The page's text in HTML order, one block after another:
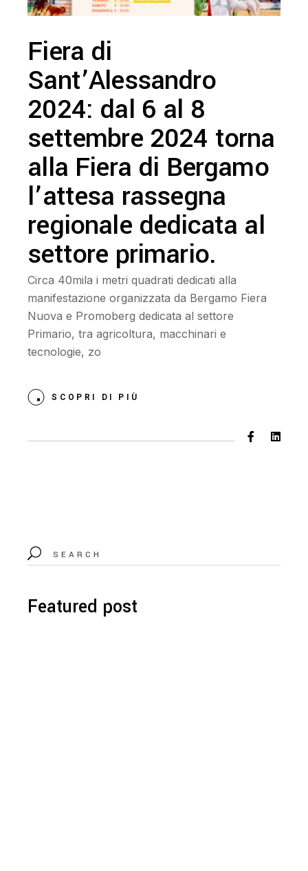
Fiera di
Sant’Alessandro
2024: dal 6 al 8
settembre 2024 torna
alla Fiera di Bergamo
l’attesa rassegna
regionale dedicata al
settore primario.
Circa 40mila i metri quadrati dedicati alla
manifestazione organizzata da Bergamo Fiera
Nuova e Promoberg dedicata al settore
Primario, tra agricoltura, macchinari e
tecnologie, zo
SCOPRI DI PIÙ
Featured post